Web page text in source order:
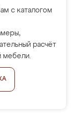
с каталогом
расчёт
мебели.